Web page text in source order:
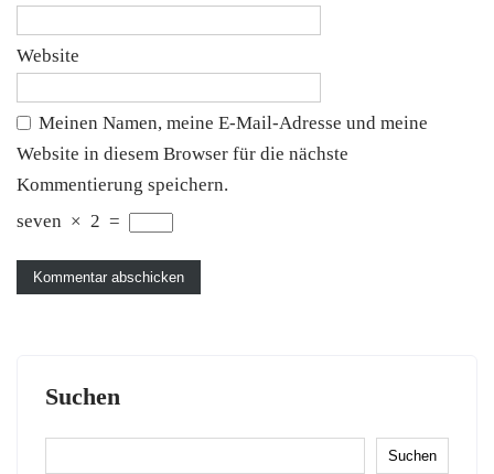
Website
Meinen Namen, meine E-Mail-Adresse und meine
Website in diesem Browser für die nächste
Kommentierung speichern.
seven × 2 =
Suchen
Suchen